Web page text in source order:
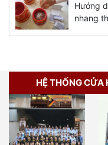
Hướng
nhang
HỆ THỐNG CỬA